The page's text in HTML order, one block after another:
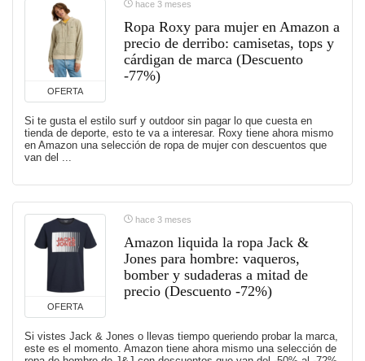
OFERTA
hace 3 meses
Ropa Roxy para mujer en Amazon a
precio de derribo: camisetas, tops y
cárdigan de marca (Descuento
-77%)
Si te gusta el estilo surf y outdoor sin pagar lo que cuesta en
tienda de deporte, esto te va a interesar. Roxy tiene ahora mismo
en Amazon una selección de ropa de mujer con descuentos que
van del ...
OFERTA
hace 3 meses
Amazon liquida la ropa Jack &
Jones para hombre: vaqueros,
bomber y sudaderas a mitad de
precio (Descuento -72%)
Si vistes Jack & Jones o llevas tiempo queriendo probar la marca,
este es el momento. Amazon tiene ahora mismo una selección de